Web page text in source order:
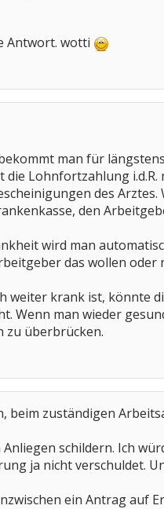
Antwort. wotti
man für
Lohnfortzahlung
des
den
wird man
das wollen oder
weiter krank ist, könnte
Wenn man wieder
zu überbrücken.
beim zuständigen
schildern. Ich
ja nicht verschuldet.
ein Antrag auf